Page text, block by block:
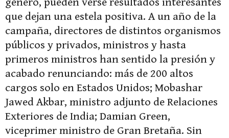
que dejan una estela positiva. A un año de la
campaña, directores de distintos organismos
públicos y privados, ministros y hasta
primeros ministros han sentido la presión y
acabado renunciando: más de 200 altos
cargos solo en Estados Unidos; Mobashar
Jawed Akbar, ministro adjunto de Relaciones
Exteriores de India; Damian Green,
viceprimer ministro de Gran Bretaña. Sin